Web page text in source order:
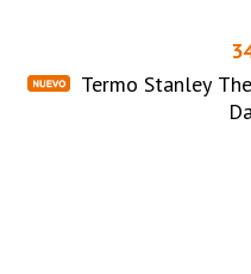
Termo Stanley